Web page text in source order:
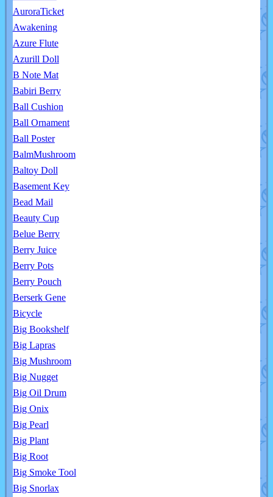
AuroraTicket
Awakening
Azure Flute
Azurill Doll
B Note Mat
Babiri Berry
Ball Cushion
Ball Ornament
Ball Poster
BalmMushroom
Baltoy Doll
Basement Key
Bead Mail
Beauty Cup
Belue Berry
Berry Juice
Berry Pots
Berry Pouch
Berserk Gene
Bicycle
Big Bookshelf
Big Lapras
Big Mushroom
Big Nugget
Big Oil Drum
Big Onix
Big Pearl
Big Plant
Big Root
Big Smoke Tool
Big Snorlax